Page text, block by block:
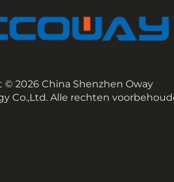
© 2026 China Shenzhen Oway
Co.,Ltd. Alle rechten